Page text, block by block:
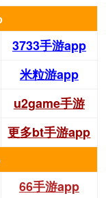
3733手游app
米粒游app
u2game手游
更多bt手游app
66手游app